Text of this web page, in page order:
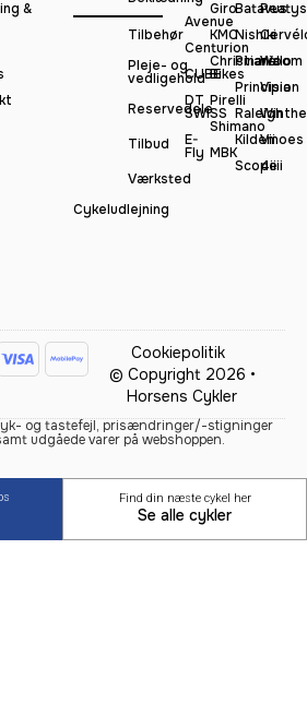
&
Tilbehør
Pleje- og
vedligehold
Reservedele
Tilbud
Værksted
Cykeludlejning
Avenue
Centurion
CUBE
DT
SWISS
E-
Fly
Giro
KMC
Christiania
Bikes
Pirelli
Shimano
MBK
Batavus
Nishiki
Pinarello
Principia
Raleigh
Kildemoes
Scope
Peatys
Woom
Vision
Vii
4iiii
Cookiepolitik
© Copyright 2026 •
Horsens Cykler
og tastefejl, prisændringer/-stigninger
udgåede varer på webshoppen.
Find din næste cykel her
Se alle cykler